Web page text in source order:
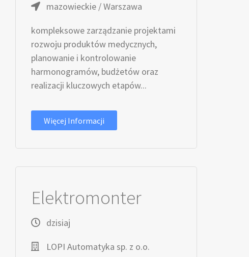
mazowieckie / Warszawa
kompleksowe zarządzanie projektami
rozwoju produktów medycznych,
planowanie i kontrolowanie
harmonogramów, budżetów oraz
realizacji kluczowych etapów...
Więcej Informacji
Elektromonter
dzisiaj
LOPI Automatyka sp. z o.o.